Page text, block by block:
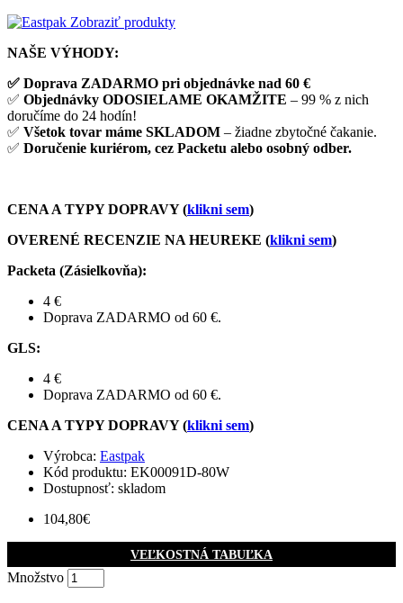
Zobraziť produkty
NAŠE VÝHODY:
✅ Doprava ZADARMO pri objednávke nad 60 €
✅ Objednávky ODOSIELAME OKAMŽITE – 99 % z nich
doručíme do 24 hodín!
✅ Všetok tovar máme SKLADOM – žiadne zbytočné čakanie.
✅ Doručenie kuriérom, cez Packetu alebo osobný odber.
CENA A TYPY DOPRAVY (klikni sem)
OVERENÉ RECENZIE NA HEUREKE (klikni sem)
Packeta (Zásielkovňa):
4 €
Doprava ZADARMO od 60 €.
GLS:
4 €
Doprava ZADARMO od 60 €.
CENA A TYPY DOPRAVY (klikni sem)
Výrobca: Eastpak
Kód produktu: EK00091D-80W
Dostupnosť: skladom
104,80€
VEĽKOSTNÁ TABUĽKA
Množstvo